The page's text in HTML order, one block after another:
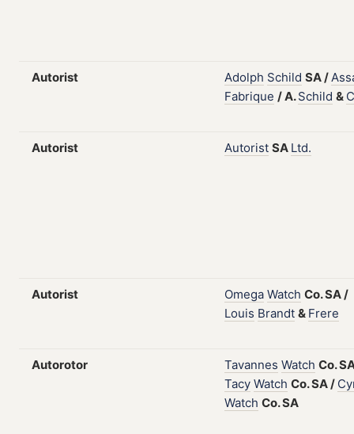
Autorist Adolph Schild SA/
Fabrique /A.Schild &
Autorist Autorist SA Ltd.
Autorist Omega Watch Co.SA/
Louis Brandt & Frere
Autorotor Tavannes Watch Co.
Tacy Watch Co.SA/
Watch Co.SA